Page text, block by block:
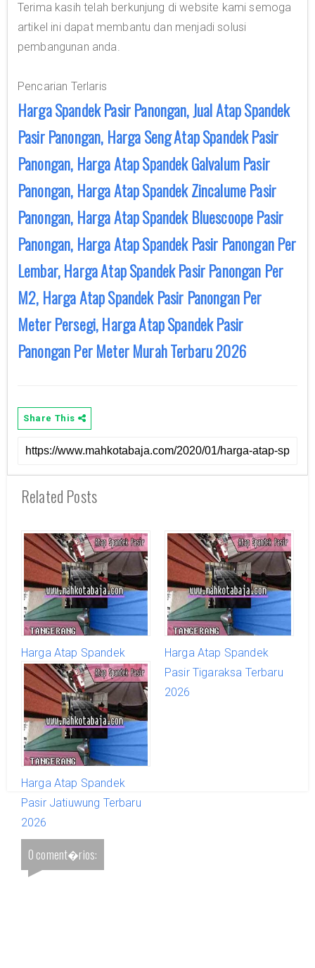
Terima kasih telah berkunjung di website kami semoga
artikel ini dapat membantu dan menjadi solusi
pembangunan anda.
Pencarian Terlaris
Harga Spandek Pasir Panongan, Jual Atap Spandek
Pasir Panongan, Harga Seng Atap Spandek Pasir
Panongan, Harga Atap Spandek Galvalum Pasir
Panongan, Harga Atap Spandek Zincalume Pasir
Panongan, Harga Atap Spandek Bluescoope Pasir
Panongan, Harga Atap Spandek Pasir Panongan Per
Lembar, Harga Atap Spandek Pasir Panongan Per
M2, Harga Atap Spandek Pasir Panongan Per
Meter Persegi, Harga Atap Spandek Pasir
Panongan Per Meter Murah Terbaru 2026
Share This
Related Posts
Harga Atap Spandek
Pasir Teluknaga Terbaru
2026
Harga Atap Spandek
Pasir Tigaraksa Terbaru
2026
Harga Atap Spandek
Pasir Jatiuwung Terbaru
2026
0 coment�rios: